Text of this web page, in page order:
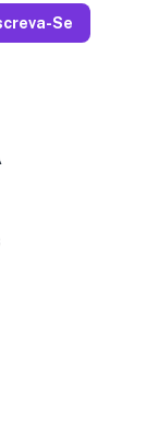
Se